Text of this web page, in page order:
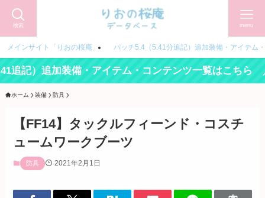
検索 menu
メインサイト「りおの桜庵」 パッチ5.4（5.41分追記）追加装備・アイテム
追加装備・アイテム・コンテンツ一覧はこちら ／
ホーム 装備 防具
【FF14】タックルフィーンド・コスチ
ュームワークブーツ
防具 2021年2月1日